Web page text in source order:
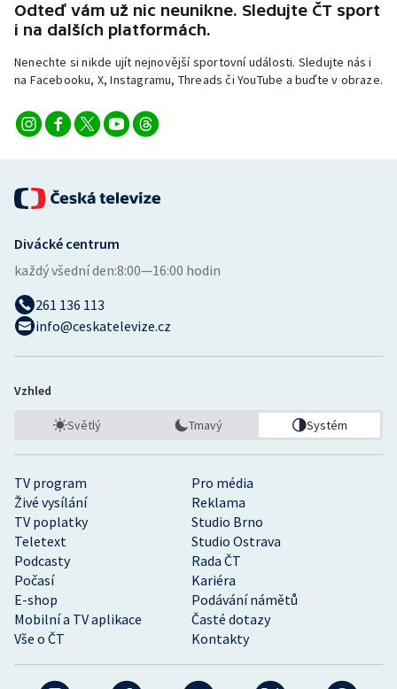
Odteď vám už nic neunikne. Sledujte ČT sport
i na dalších platformách.
Nenechte si nikde ujít nejnovější sportovní události. Sledujte nás i
na Facebooku, X, Instagramu, Threads či YouTube a buďte v obraze.
TV program
Pro média
Živé vysílání
Reklama
TV poplatky
Studio Brno
Teletext
Studio Ostrava
Podcasty
Rada ČT
Počasí
Kariéra
E-shop
Podávání námětů
Mobilní a TV aplikace
Časté dotazy
Vše o ČT
Kontakty
Divácké centrum
každý všední den:8:00—16:00 hodin
261 136 113
info@ceskatelevize.cz
Vzhled
Světlý Tmavý Systém